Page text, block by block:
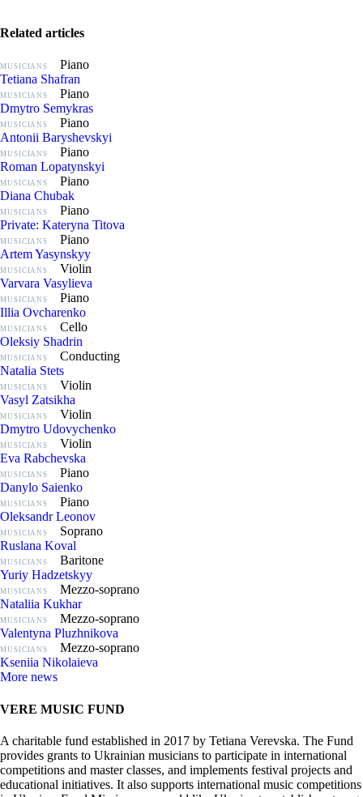
Related articles
MUSICIANS
Piano
Tetiana Shafran
MUSICIANS
Piano
Dmytro Semykras
MUSICIANS
Piano
Antonii Baryshevskyi
MUSICIANS
Piano
Roman Lopatynskyi
MUSICIANS
Piano
Diana Chubak
MUSICIANS
Piano
Private: Kateryna Titova
MUSICIANS
Piano
Artem Yasynskyy
MUSICIANS
Violin
Varvara Vasylieva
MUSICIANS
Piano
Illia Ovcharenko
MUSICIANS
Cello
Oleksiy Shadrin
MUSICIANS
Conducting
Natalia Stets
MUSICIANS
Violin
Vasyl Zatsikha
MUSICIANS
Violin
Dmytro Udovychenko
MUSICIANS
Violin
Eva Rabchevska
MUSICIANS
Piano
Danylo Saienko
MUSICIANS
Piano
Oleksandr Leonov
MUSICIANS
Soprano
Ruslana Koval
MUSICIANS
Baritone
Yuriy Hadzetskyy
MUSICIANS
Mezzo-soprano
Nataliia Kukhar
MUSICIANS
Mezzo-soprano
Valentyna Pluzhnikova
MUSICIANS
Mezzo-soprano
Kseniia Nikolaieva
More news
VERE MUSIC FUND
A charitable fund established in 2017 by Tetiana Verevska. The Fund
provides grants to Ukrainian musicians to participate in international
competitions and master classes, and implements festival projects and
educational initiatives. It also supports international music competitions